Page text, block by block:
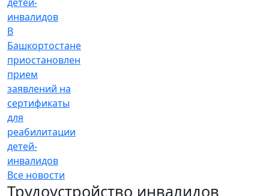
В
Башкортостане
приостановлен
прием
заявлений на
сертификаты
для
реабилитации
детей-
инвалидов
Все новости
Трудоустройство инвалидов